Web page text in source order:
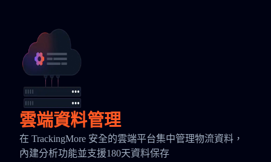
雲端資料管理
在 TrackingMore 安全的雲端平台集中管理物流資料，
內建分析功能並支援180天資料保存